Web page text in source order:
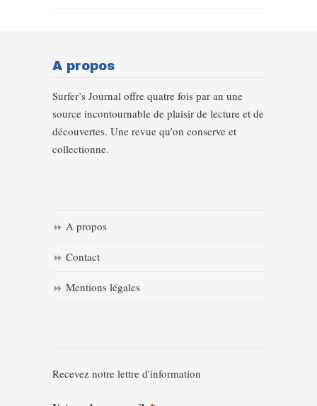
A propos
Surfer’s Journal offre quatre fois par an une
source incontournable de plaisir de lecture et de
découvertes. Une revue qu’on conserve et
collectionne.
A propos
Contact
Mentions légales
Recevez notre lettre d'information